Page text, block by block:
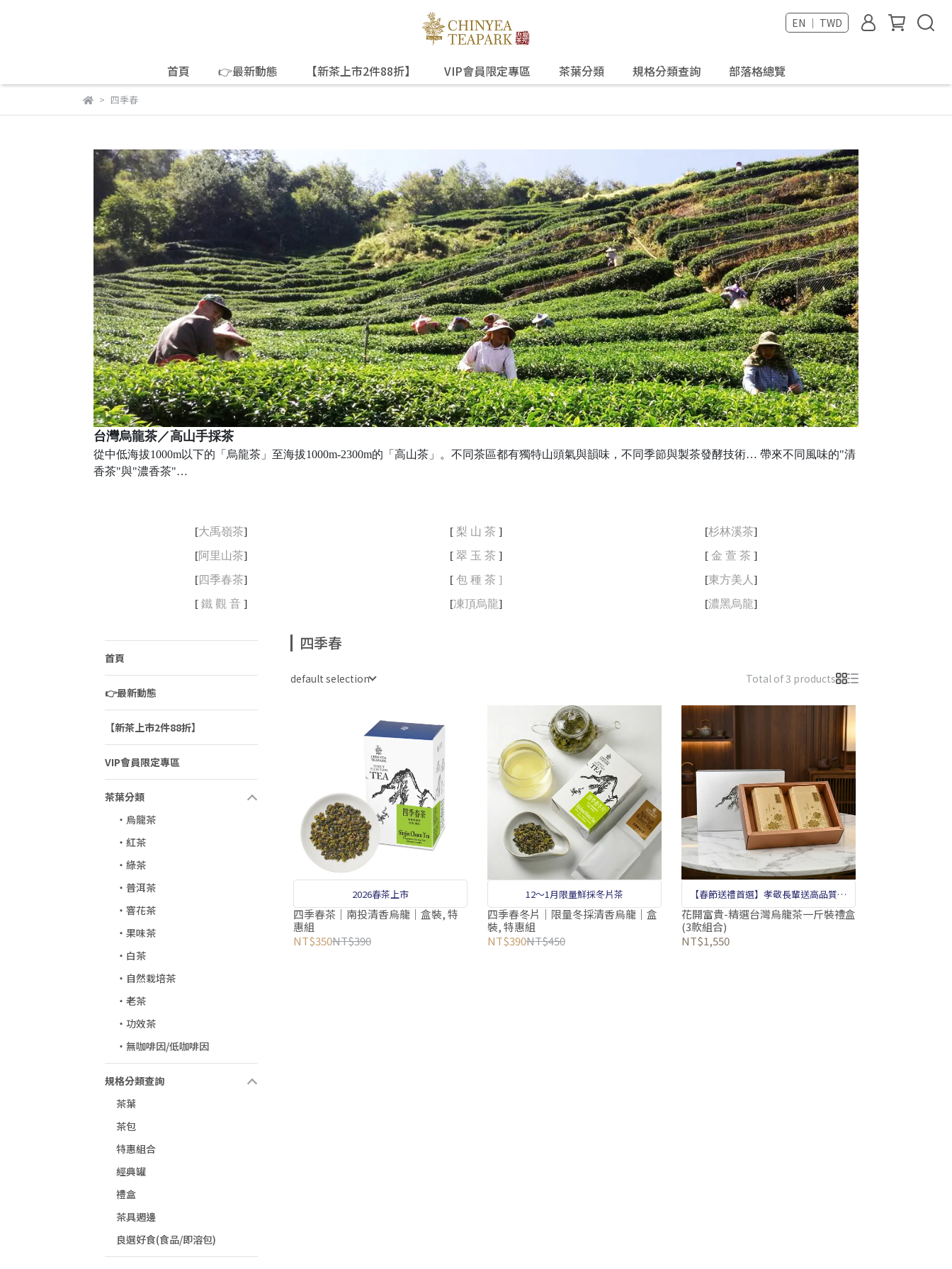
EN ｜ TWD
首頁 👉最新動態 【新茶上市2件88折】 VIP會員限定專區 茶葉分類 規格分類查詢 部落格總覽
四季春
台灣烏龍茶／高山手採茶
從中低海拔1000m以下的「烏龍茶」至海拔1000m-2300m的「高山茶」。不同茶區都有獨特山頭氣與韻味，不同季節與製茶發酵技術… 帶來不同風味的"清
香茶"與"濃香茶"…
[大禹嶺茶] [ 梨 山 茶 ] [杉林溪茶]
[阿里山茶] [ 翠 玉 茶 ] [ 金 萱 茶 ]
[四季春茶] [ 包 種 茶 ] [東方美人 ]
[ 鐵 觀 音 ] [凍頂烏龍] [濃黑烏龍]
首頁
👉最新動態
【新茶上市2件88折】
VIP會員限定專區
茶葉分類
‧烏龍茶
‧紅茶
‧綠茶
‧普洱茶
‧窨花茶
‧果味茶
‧白茶
‧自然栽培茶
‧老茶
‧功效茶
‧無咖啡因/低咖啡因
規格分類查詢
茶葉
茶包
特惠組合
經典罐
禮盒
茶具週邊
良選好食(食品/即溶包)
四季春
default selection Total of 3 products
2026春茶上市
四季春茶｜南投清香烏龍｜盒裝, 特
惠組
NT$350NT$390
12～1月限量鮮採冬片茶
四季春冬片｜限量冬採清香烏龍｜盒
裝, 特惠組
NT$390NT$450
【春節送禮首選】孝敬長輩送高品質一
斤裝禮盒
花開富貴-精選台灣烏龍茶一斤裝禮盒
(3款組合)
NT$1,550